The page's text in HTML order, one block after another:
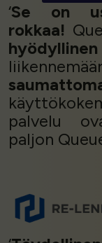
‘Se on
rokkaa!
hyödyllinen
palvelu
paljon